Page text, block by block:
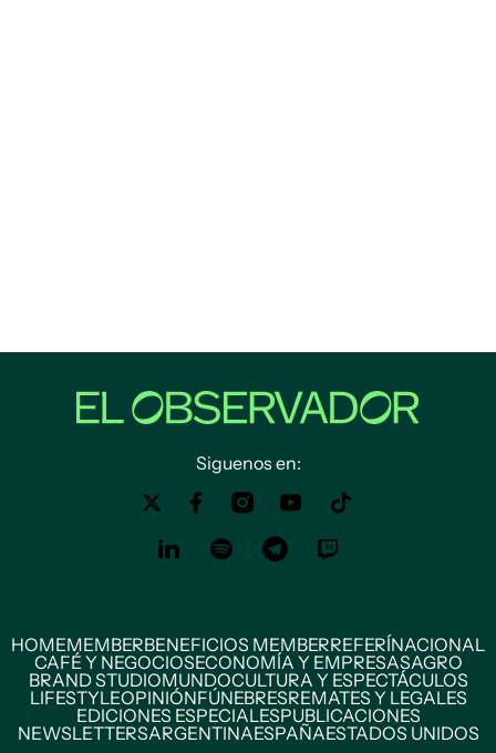
Siguenos en:
HOMEMEMBERBENEFICIOS MEMBERREFERÍNACIONAL
CAFÉ Y NEGOCIOSECONOMÍA Y EMPRESASAGRO
BRAND STUDIOMUNDOCULTURA Y ESPECTÁCULOS
LIFESTYLEOPINIÓNFÚNEBRESREMATES Y LEGALES
EDICIONES ESPECIALESPUBLICACIONES
NEWSLETTERSARGENTINAESPAÑAESTADOS UNIDOS